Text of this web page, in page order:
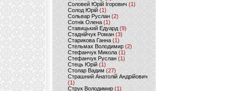
Соловей Юрій Ігорович (1)
Солод Юрій (1)
Сольвар Руслан (2)
Сотнік Олена(1)
Ставицький Едуард (9)
Стаднійчук Роман(3)
Старикова Ганна (1)
Стельмах Володимир(2)
Стефанчук Микола (1)
Стефанчук Руслан (1)
Стець Юрій (1)
Столар Вадим(27)
Страшний Анатолій Андрійович
(1)
Струк Володимир (1)